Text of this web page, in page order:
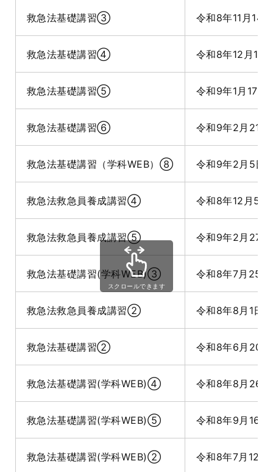
救急法基礎講習③ 令和8年11月14日
救急法基礎講習④ 令和8年12月19
救急法基礎講習⑤ 令和9年1月17日
救急法基礎講習⑥ 令和9年2月21日
救急法基礎講習（学科WEB）⑧ 令和9年2月5日
救急法救急員養成講習④ 令和8年12月5日
救急法救急員養成講習⑤ 令和9年2月27
救急法基礎講習(学科WEB)③ 令和8年7月25日
救急法救急員養成講習② 令和8年8月1日
救急法基礎講習② 令和8年6月20日
救急法基礎講習(学科WEB)④ 令和8年8月26日
救急法基礎講習(学科WEB)⑤ 令和8年9月16日
救急法基礎講習(学科WEB)② 令和8年7月12日
スクロールできます